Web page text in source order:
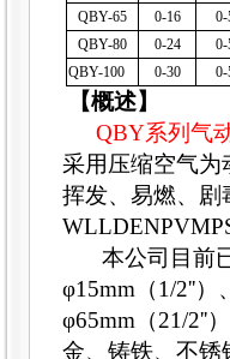
QBY-65
0-16
0-
QBY-80
0-24
0-
QBY-100
0-30 0-
【概述】
QBY系列气
采用压缩空气为
挥发、易燃、剧
本公司目前
φ15mm（1/2''）
φ65mm（21/2''
金、铸铁、不锈